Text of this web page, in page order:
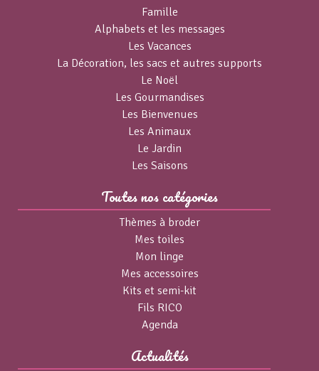
Famille
Alphabets et les messages
Les Vacances
La Décoration, les sacs et autres supports
Le Noël
Les Gourmandises
Les Bienvenues
Les Animaux
Le Jardin
Les Saisons
Toutes nos catégories
Thèmes à broder
Mes toiles
Mon linge
Mes accessoires
Kits et semi-kit
Fils RICO
Agenda
Actualités